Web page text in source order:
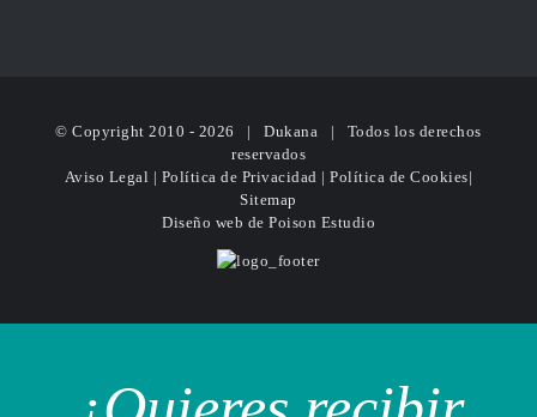
© Copyright 2010 - 2026 | Dukana | Todos los derechos
reservados
Aviso Legal | Política de Privacidad |Política de Cookies|
Sitemap
Diseño web de Poison Estudio